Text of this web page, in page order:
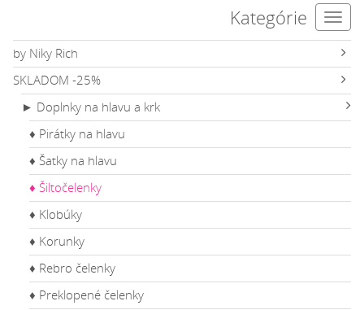
Kategórie
by Niky Rich
SKLADOM -25%
► Doplnky na hlavu a krk
♦ Pirátky na hlavu
♦ Šatky na hlavu
♦ Šiltočelenky
♦ Klobúky
♦ Korunky
♦ Rebro čelenky
♦ Preklopené čelenky